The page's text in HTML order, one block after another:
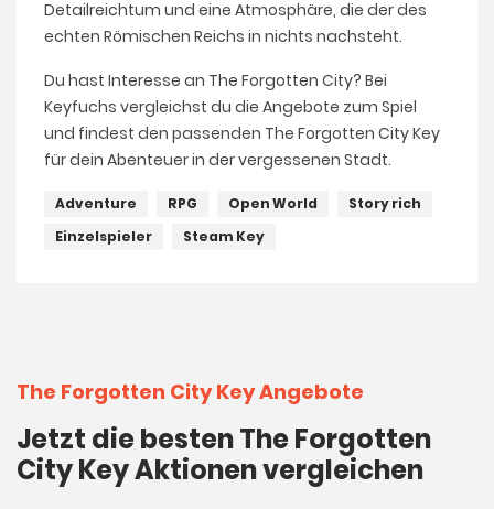
Detailreichtum und eine Atmosphäre, die der des
echten Römischen Reichs in nichts nachsteht.
Du hast Interesse an The Forgotten City? Bei
Keyfuchs vergleichst du die Angebote zum Spiel
und findest den passenden The Forgotten City Key
für dein Abenteuer in der vergessenen Stadt.
Adventure RPG Open World
Story rich
Einzelspieler
Steam Key
The Forgotten City Key Angebote
Jetzt die besten The Forgotten
City Key Aktionen vergleichen